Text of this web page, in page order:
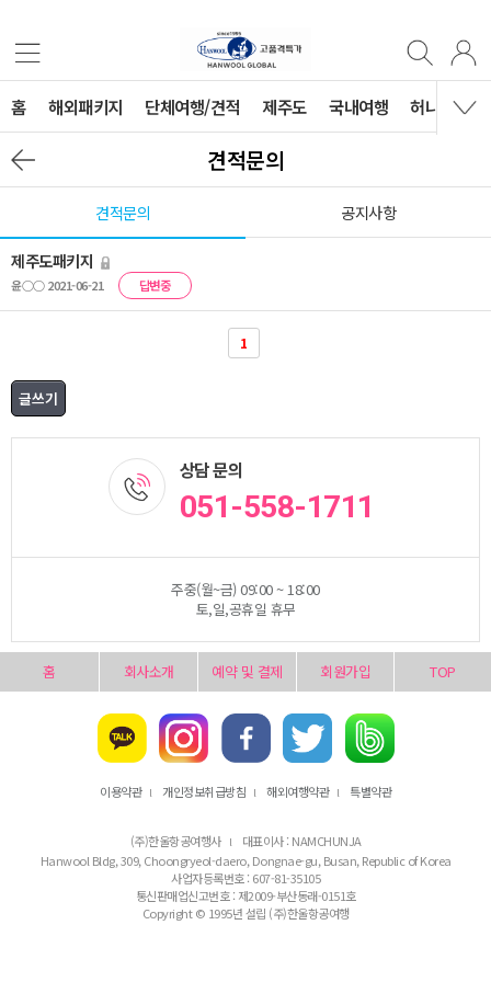
홈 해외패키지 단체여행/견적 제주도 국내여행 허니문
견적문의
견적문의 공지사항
제주도패키지
윤○○ 2021-06-21 답변중
1
상담 문의
051-558-1711
주중(월~금) 09:00 ~ 18:00
토,일,공휴일 휴무
홈 회사소개 예약 및 결제 회원가입 TOP
이용약관 l 개인정보취급방침 l 해외여행약관 l 특별약관
(주)한울항공여행사 l
대표이사 : NAMCHUNJA
Hanwool Bldg, 309, Choongryeol-daero, Dongnae-gu, Busan, Republic of Korea
사업자등록번호 : 607-81-35105
통신판매업신고번호 : 제2009-부산동래-0151호
Copyright © 1995년 설립 (주)한울항공여행